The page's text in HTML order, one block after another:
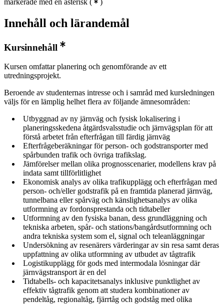
Innehåll och lärandemål
Kursinnehåll
Kursen omfattar planering och genomförande av ett
utredningsprojekt.
Beroende av studenternas intresse och i samråd med kursledningen
väljs för en lämplig helhet flera av följande ämnesområden:
Utbyggnad av ny järnväg och fysisk lokalisering i
planeringsskedena åtgärdsvalsstudie och järnvägsplan för att
förstå arbetet från efterfrågan till färdig järnväg
Efterfrågeberäkningar för person- och godstransporter med
spårbunden trafik och övriga trafikslag.
Jämförelser mellan olika prognosscenarier, modellens krav på
indata samt tillförlitlighet
Ekonomisk analys av olika trafikupplägg och efterfrågan med
person- och/eller godstrafik på en framtida planerad järnväg,
tunnelbana eller spårväg och känslighetsanalys av olika
utformning av fordonsprestanda och tidtabeller
Utformning av den fysiska banan, dess grundläggning och
tekniska arbeten, spår- och stations/bangårdsutformning och
andra tekniska system som el, signal och teleanläggningar
Undersökning av resenärers värderingar av sin resa samt deras
uppfattning av olika utformning av utbudet av tågtrafik
Logistikupplägg för gods med intermodala lösningar där
järnvägstransport är en del
Tidtabells- och kapacitetsanalys inklusive punktlighet av
effektiv tågtrafik genom att studera kombinationer av
pendeltåg, regionaltåg, fjärrtåg och godståg med olika